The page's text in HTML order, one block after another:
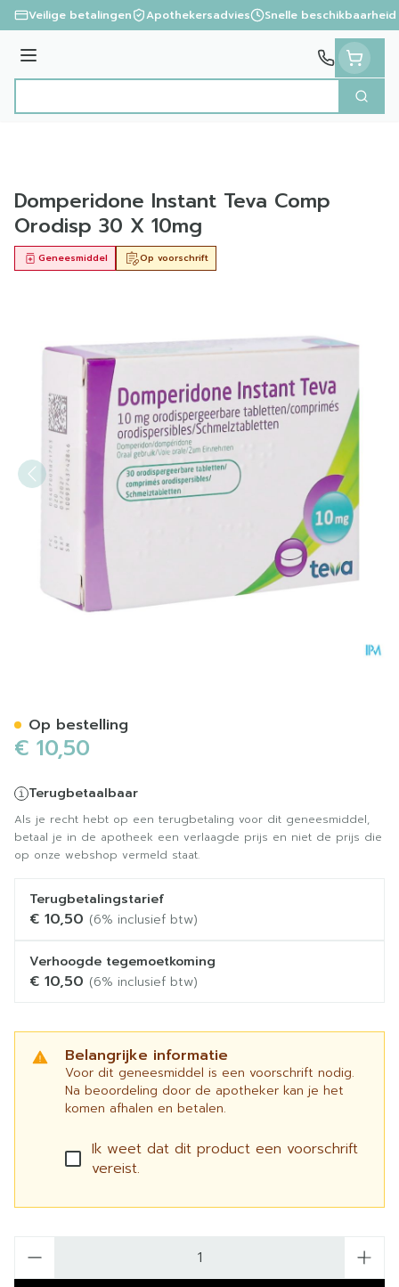
Ga naar de inhoud
Veilige betalingen Apothekersadvies Snelle beschikbaarheid
Menu
Zoek
Domperidone Instant Teva Comp
Orodisp 30 X 10mg
Op voorschrift
Geneesmiddel
€ 10,50
Terugbetaalbaar
Als je recht hebt op een terugbetaling voor dit geneesmiddel,
betaal je in de apotheek een verlaagde prijs en niet de prijs die
op onze webshop vermeld staat.
Terugbetalingstarief
€ 10,50 (6% inclusief btw)
Verhoogde tegemoetkoming
€ 10,50 (6% inclusief btw)
Belangrijke informatie
Voor dit geneesmiddel is een voorschrift nodig.
Na beoordeling door de apotheker kan je het
komen afhalen en betalen.
Ik weet dat dit product een voorschrift
vereist.
Op bestelling